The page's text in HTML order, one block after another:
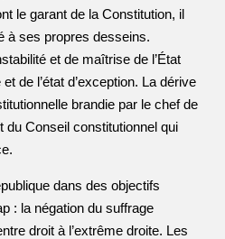
le garant de la Constitution, il
à ses propres desseins.
et de maîtrise de l’État
de l’état d’exception. La dérive
brandie par le chef de
du Conseil constitutionnel qui
dans des objectifs
: la négation du suffrage
droit à l’extrême droite. Les